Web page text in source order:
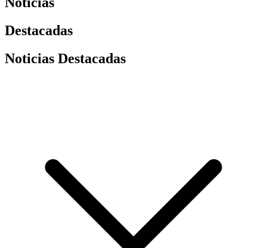
Destacadas
Noticias Destacadas